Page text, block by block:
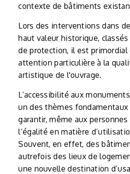
contexte de bâtiments
Lors des interventions dans
haut valeur historique,
de protection, il est primordial
attention particulière à la
artistique de l'ouvrage.
L’accessibilité aux
un des thèmes fondamentaux
garantir, même aux personnes
l’égalité en matière
Souvent, en effet, des
autrefois des lieux de
une nouvelle destination